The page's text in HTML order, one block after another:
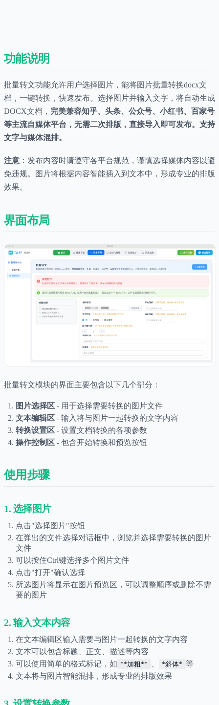
功能说明
批量转文功能允许用户选择图片，能将图片批量转换docx文
档，一键转换，快速发布。选择图片并输入文字，将自动生成
DOCX文档， 完美兼容知乎、头条、公众号、小红书、百家号
等主流自媒体平台，无需二次排版，直接导入即可发布。支持
文字与媒体混排。
注意 ：发布内容时请遵守各平台规范，谨慎选择媒体内容以避
免违规。图片将根据内容智能插入到文本中，形成专业的排版
效果。
界面布局
批量转文模块的界面主要包含以下几个部分：
图片选择区 - 用于选择需要转换的图片文件
文本编辑区 - 输入将与图片一起转换的文字内容
转换设置区 - 设置文档转换的各项参数
操作控制区 - 包含开始转换和预览按钮
使用步骤
1. 选择图片
点击"选择图片"按钮
在弹出的文件选择对话框中，浏览并选择需要转换的图片
文件
可以按住Ctrl键选择多个图片文件
点击"打开"确认选择
所选图片将显示在图片预览区，可以调整顺序或删除不需
要的图片
2. 输入文本内容
在文本编辑区输入需要与图片一起转换的文字内容
文本可以包含标题、正文、描述等内容
可以使用简单的格式标记，如 **加粗** *斜体* 等
文本将与图片智能混排，形成专业的排版效果